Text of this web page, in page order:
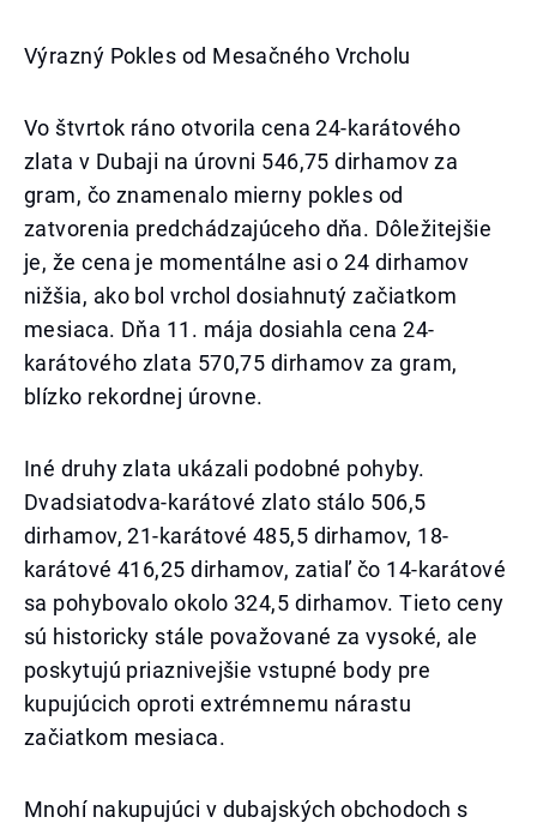
Výrazný Pokles od Mesačného Vrcholu
Vo štvrtok ráno otvorila cena 24-karátového
zlata v Dubaji na úrovni 546,75 dirhamov za
gram, čo znamenalo mierny pokles od
zatvorenia predchádzajúceho dňa. Dôležitejšie
je, že cena je momentálne asi o 24 dirhamov
nižšia, ako bol vrchol dosiahnutý začiatkom
mesiaca. Dňa 11. mája dosiahla cena 24-
karátového zlata 570,75 dirhamov za gram,
blízko rekordnej úrovne.
Iné druhy zlata ukázali podobné pohyby.
Dvadsiatodva-karátové zlato stálo 506,5
dirhamov, 21-karátové 485,5 dirhamov, 18-
karátové 416,25 dirhamov, zatiaľ čo 14-karátové
sa pohybovalo okolo 324,5 dirhamov. Tieto ceny
sú historicky stále považované za vysoké, ale
poskytujú priaznivejšie vstupné body pre
kupujúcich oproti extrémnemu nárastu
začiatkom mesiaca.
Mnohí nakupujúci v dubajských obchodoch s